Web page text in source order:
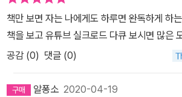
회 속에서 우리의 좌표를 생각게 하는 세계사
의 이유를 밝히고 있다. 중국 문화유산을 즐겁
한편으로 우리 문화의 연관과 비교를 통해 우
책만 보면 자는 나에게도 하루면 완독하게 하
책을 보고 유튜브 실크로드 다큐 보시면 많은
공감 (0) 댓글 (0)
알퐁소 2020-04-19